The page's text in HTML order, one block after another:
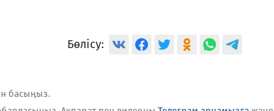
Бөлісу:
басыңыз.